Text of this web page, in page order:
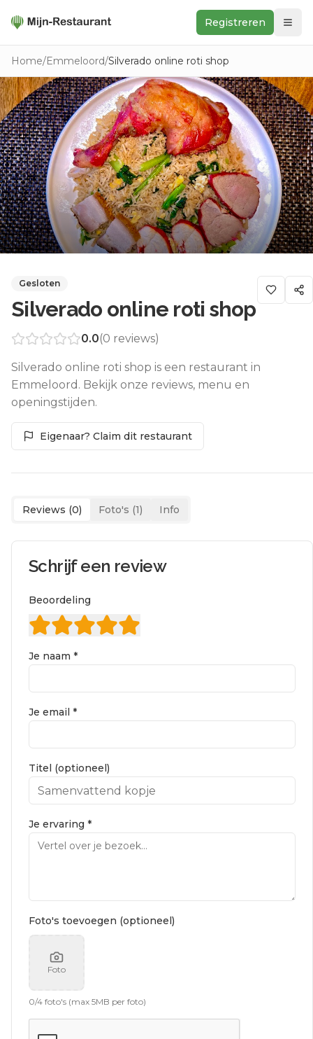
Registreren
Zoeken
In de buurt
Ontdek
Keukens
Foodwall
Reviews
Home/Emmeloord/Silverado online roti shop
Gesloten
Silverado online roti shop
0.0(0 reviews)
Silverado online roti shop is een restaurant in
Emmeloord. Bekijk onze reviews, menu en
openingstijden.
Eigenaar? Claim dit restaurant
Reviews (0) Foto's (1) Info
Schrijf een review
Beoordeling
Je naam *
Je email *
Titel (optioneel)
Je ervaring *
Foto's toevoegen (optioneel)
Foto
0/4 foto's (max 5MB per foto)